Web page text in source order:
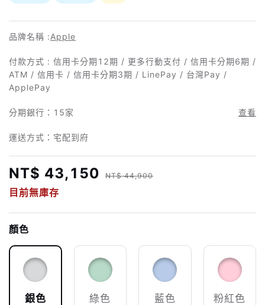
品牌名稱 :Apple
付款方式 : 信用卡分期12期 / 更多行動支付 / 信用卡分期6期 /
ATM / 信用卡 / 信用卡分期3期 / LinePay / 台灣Pay /
ApplePay
分期銀行： 15家 查看
運送方式：宅配到府
NT$ 43,150 NT$ 44,900
目前無庫存
顏色
銀色 綠色 藍色 粉紅色